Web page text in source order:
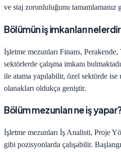
ve staj zorunluluğunu tamamlamanız
Bölümün iş imkanları
İşletme mezunları Finans, Perakende,
sektörlerde çalışma imkanı
ile atama yapılabilir, özel sektörde ise
olanakları oldukça geniştir.
Bölüm mezunları ne iş
İşletme mezunları İş Analisti, Proje
gibi pozisyonlarda çalışabilir.